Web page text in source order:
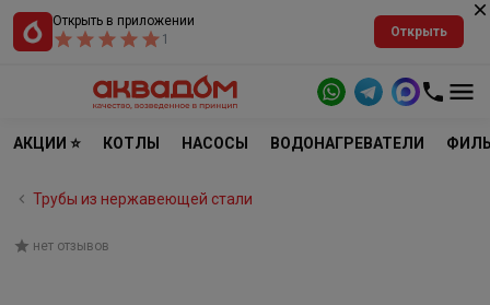
Открыть в приложении
1
Открыть
АКЦИИ ⭐ КОТЛЫ НАСОСЫ ВОДОНАГРЕВАТЕЛИ
Трубы из нержавеющей стали
нет отзывов